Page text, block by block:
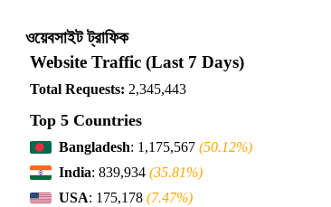
ওয়েবসাইট ট্রাফিক
Website Traffic (Last 7 Days)
Total Requests: 2,345,443
Top 5 Countries
Bangladesh: 1,175,567 (50.12%)
India: 839,934 (35.81%)
USA: 175,178 (7.47%)